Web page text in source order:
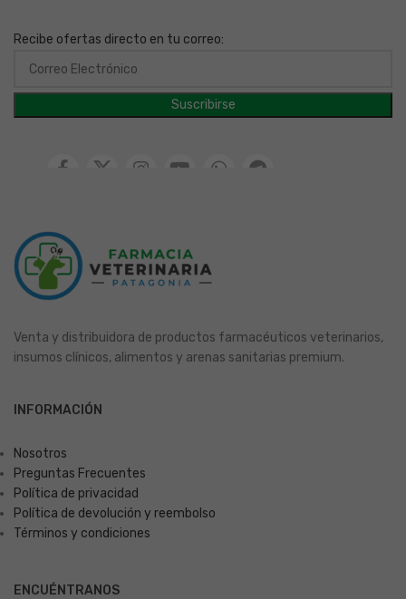
Recibe ofertas directo en tu correo:
Venta y distribuidora de productos farmacéuticos veterinarios,
insumos clínicos, alimentos y arenas sanitarias premium.
INFORMACIÓN
Nosotros
Preguntas Frecuentes
Política de privacidad
Política de devolución y reembolso
Términos y condiciones
ENCUÉNTRANOS